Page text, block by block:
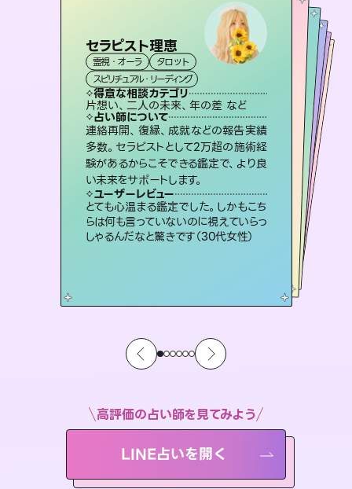
セラピスト理恵
霊視・オーラ
タロット
スピリチュアル・リーディング
得意な相談カテゴリ
片想い、二人の未来、年の差 など
占い師について
連絡再開、復縁、成就などの報告実績
多数。セラピストとして2万超の施術経
験があるからこそできる鑑定で、より良
い未来をサポートします。
ユーザーレビュー
とても心温まる鑑定でした。しかもこち
らは何も言っていないのに視えていらっ
しゃるんだなと驚きです（30代女性）
桃源珠羽（とうげんみう）
霊視・オーラ タロット
スピリチュアル・リーディング
得意な相談カテゴリ
片想い、あの人の気持ち、復縁 など
占い師について
恋愛のお悩みの中でも特に「曖昧な関
係」の相談を得意としており、友達以上
恋人未満なお相手との今後や本音を丁
寧に読み解き恋愛成就へと導きます。
ユーザーレビュー
鑑定していただいてアドバイス通りに行
動すると仲が復活してきました。ありが
とうございました（40代 女性）
彗望（すいぼう
霊視・オーラ
スピリチュアル・リーディング
得意な相談カテゴリ
片想い、あの人の気持ち、復縁 など
占い師について
3,700年以上の歴史を持つ東洋最古の
占術「易占」で詳細まで占い、幸せへ向
かう道筋を示します。厳しい結果にも具
体的な対策をお伝えします。
ユーザーレビュー
複雑な背景もしっかり聞いて鑑定して
いただけました。気持ちが楽になりまし
た（50代 女性）
未来視師＊花
霊視・オーラ
スピリチュアル・リーディング
得意な相談カテゴリ
出逢い、片想い、復縁 など
占い師について
未来には何パターンもの選択肢があります。不安で視えにくくなっているあなたの素敵な未来を見つけ、その未来を選択できるようアドバイスします。
ユーザーレビュー
職場の人の性質や人間関係、本心など
本当によく視えていてびっくり。対策が
打てて前向きになれます（40代）
アイリス -iris-
西洋占星術
ルーン
得意な相談カテゴリ
恋愛総合、片想い、二人の未来 など
占い師について
復縁、恋愛、不倫の行方、同性愛や片
思い、仕事関係や借金問題まで知りた
いことや心の負担になっていることを
紐解き、背中をそっと押して導きます。
ユーザーレビュー
安心感のあり、言い切ってくれる所や濁
さない鑑定のおかげで、毎回自分の気
持ちを整えられます（30代 男性）
おう 霊感オラクル
霊視・オーラ
オラクルカード
得意な相談カテゴリ
恋愛総合、あの人の気持ち など
占い師について
霊視×オラクルカードを使って「今」と
「未来」そして「気になるあの人の気持
ち」まで丁寧に読み解き、恋や人生のヒ
ントを優しく引き出します。
ユーザーレビュー
不安な気持ちが嘘みたいに晴れまし
た…！よく視えていらっしゃるんだなと
感じました（40代 女性）
高評価の占い師を見てみよう
LINE占いを開く